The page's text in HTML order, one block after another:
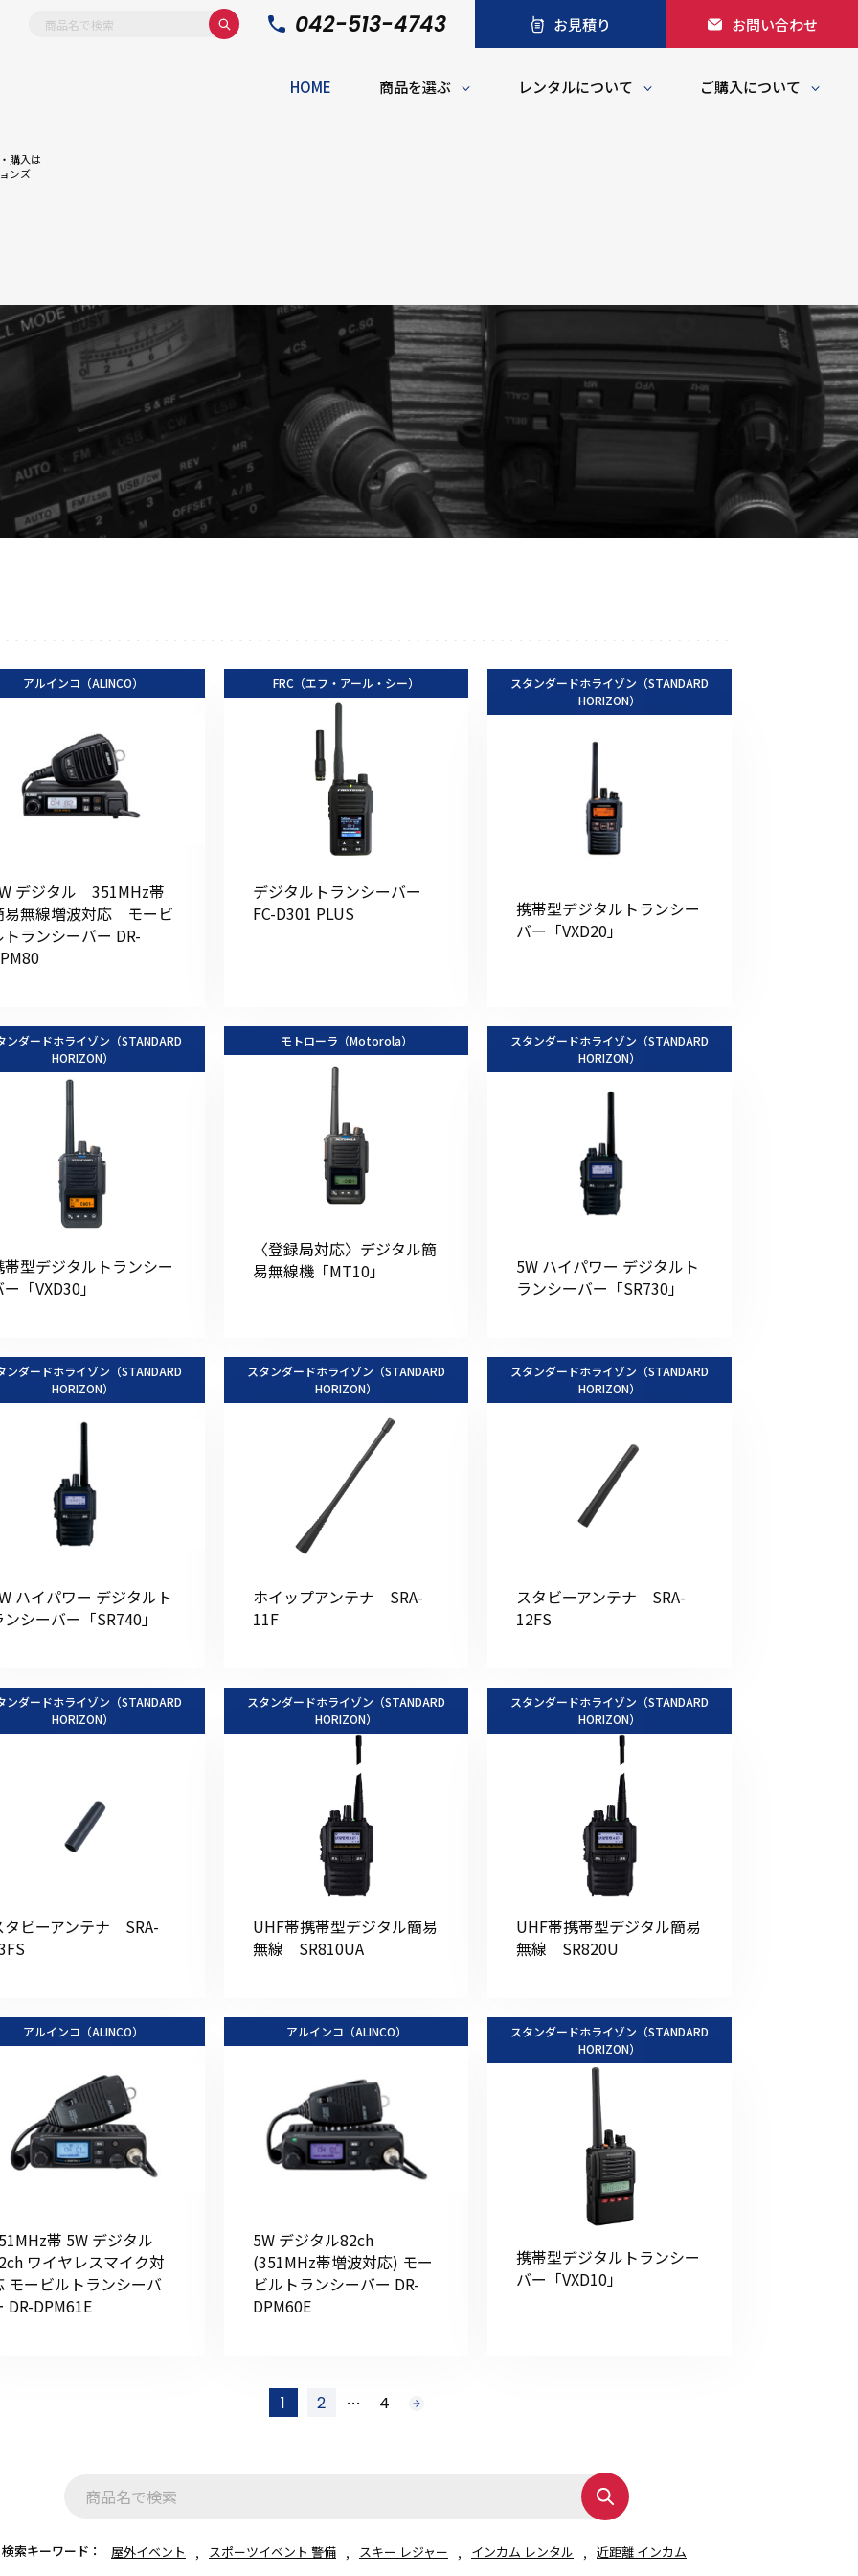
購入は
ンズ
042-513-4743 お見積り お問い合わせ
HOME 商品を選ぶ レンタルについて ご購入について
アクセサリー
イヤホンマイク
スピーカーマイク
イヤホン
無線機ケース・カバー
ポータブルワイヤレスアンプ
レコーダー
その他関連商品
DCDCコンバーター/直流安定
金額から探す 業界使用例から探す
アルインコ（ALINCO）
デジタル 351MHz帯
易無線増波対応 モービ
トランシーバー DR-
FRC（エフ・アール・シー）
デジタルトランシーバー
FC-D301 PLUS
スタンダードホライゾン（STANDARD
HORIZON）
携帯型デジタルトランシー
バー「VXD20」
ンダードホライゾン（STANDARD
HORIZON）
帯型デジタルトランシー
「VXD30」
モトローラ（Motorola）
〈登録局対応〉デジタル簡
易無線機「MT10」
スタンダードホライゾン（STANDARD
HORIZON）
5W ハイパワー デジタルト
ランシーバー「SR730」
ンダードホライゾン（STANDARD
HORIZON）
ハイパワー デジタルト
シーバー「SR740」
スタンダードホライゾン（STANDARD
HORIZON）
ホイップアンテナ SRA-
11F
スタンダードホライゾン（STANDARD
HORIZON）
スタビーアンテナ SRA-
12FS
ンダードホライゾン（STANDARD
HORIZON）
タビーアンテナ SRA-
スタンダードホライゾン（STANDARD
HORIZON）
UHF帯携帯型デジタル簡易
無線 SR810UA
スタンダードホライゾン（STANDARD
HORIZON）
UHF帯携帯型デジタル簡易
無線 SR820U
アルインコ（ALINCO）
帯 5W デジタル
ワイヤレスマイク対
モービルトランシーバ
DR-DPM61E
アルインコ（ALINCO）
5W デジタル82ch
(351MHz帯増波対応) モー
ビルトランシーバー DR-
DPM60E
スタンダードホライゾン（STANDARD
HORIZON）
携帯型デジタルトランシー
バー「VXD10」
1 2 … 4 次
検索キーワード： 屋外イベント スポーツイベント 警備 スキー レジャー インカム レンタル 近距離 インカム